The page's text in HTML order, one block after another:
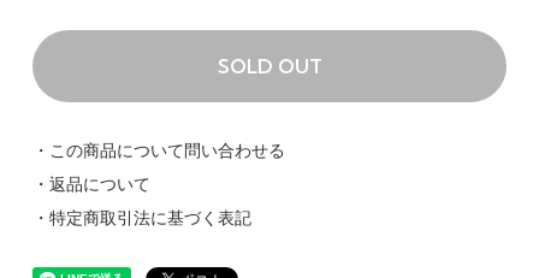
SOLD OUT
・この商品について問い合わせる
・返品について
・特定商取引法に基づく表記